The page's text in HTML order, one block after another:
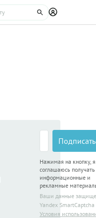
Нажимая на кнопку, я
соглашаюсь получать
информационные и
рекламные
Ваши данные
Yandex SmartCaptcha
Условия